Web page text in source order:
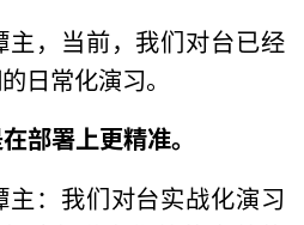
主，当前，我们对台已经
日常化演习。
部署上更精准。
主：我们对台实战化演习